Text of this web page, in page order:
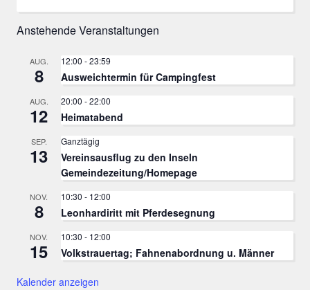
Anstehende Veranstaltungen
AUG.
8
12:00 -23:59
Ausweichtermin für Campingfest
AUG.
12
20:00 -22:00
Heimatabend
SEP.
13
Ganztägig
Vereinsausflug zu den Inseln
Gemeindezeitung/Homepage
NOV.
8
10:30 - 12:00
Leonhardiritt mit Pferdesegnung
NOV.
15
10:30 - 12:00
Volkstrauertag; Fahnenabordnung u. Männer
Kalender anzeigen